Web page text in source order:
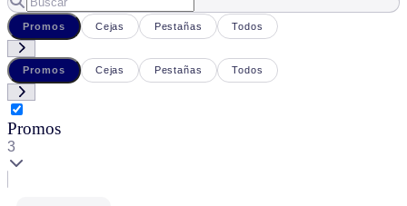
Promos Cejas Pestañas Todos
Promos Cejas Pestañas Todos
Promos
3